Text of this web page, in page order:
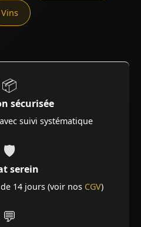
Vins
📦
sécurisée
suivi systématique
🛡️
serein
14 jours (voir nos CGV)
💬